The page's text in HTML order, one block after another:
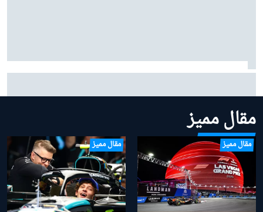
بينوتو يردّ على شائعات ساينز وبياسـتري: "نحن سعداء
مقال مميز
مقال مميز مقال مميز